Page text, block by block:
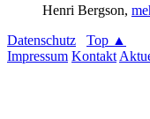
Henri Bergson,
Datenschutz
Top ▲
Impressum Kontakt